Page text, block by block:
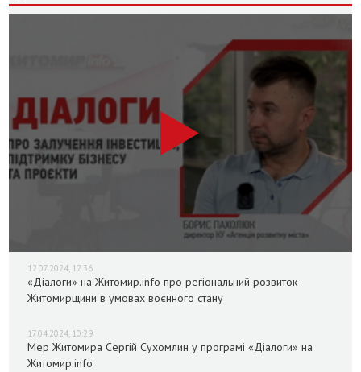
12.07.2024, 12:36
«Діалоги» на Житомир.info про регіональний розвиток
Житомирщини в умовах воєнного стану
17.04.2024, 10:29
Мер Житомира Сергій Сухомлин у програмі «Діалоги» на
Житомир.info